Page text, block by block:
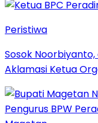
Peristiwa
Sosok
Aklamasi Ketua